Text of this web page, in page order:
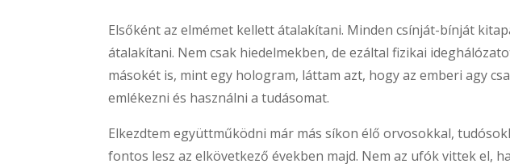
Elsőként az elmémet kellett átalakítani. Minden csínját-bínját
átalakítani. Nem csak hiedelmekben, de ezáltal fizikai
másokét is, mint egy hologram, láttam azt, hogy az emberi agy
emlékezni és használni a tudásomat.
Elkezdtem együttműködni már más síkon élő orvosokkal,
fontos lesz az elkövetkező években majd. Nem az ufók vittek el,